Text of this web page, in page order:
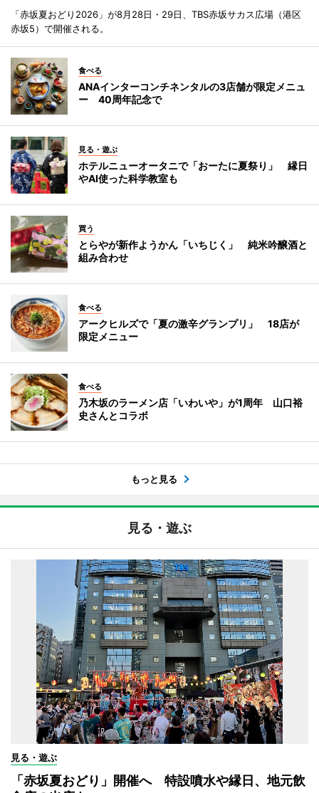
「赤坂夏おどり2026」が8月28日・29日、TBS赤坂サカス広場（港区
赤坂5）で開催される。
食べる
ANAインターコンチネンタルの3店舗が限定メニュ
ー 40周年記念で
見る・遊ぶ
ホテルニューオータニで「おーたに夏祭り」 縁日
やAI使った科学教室も
買う
とらやが新作ようかん「いちじく」 純米吟醸酒と
組み合わせ
食べる
アークヒルズで「夏の激辛グランプリ」 18店が
限定メニュー
食べる
乃木坂のラーメン店「いわいや」が1周年 山口裕
史さんとコラボ
もっと見る
見る・遊ぶ
見る・遊ぶ
「赤坂夏おどり」開催へ 特設噴水や縁日、地元飲